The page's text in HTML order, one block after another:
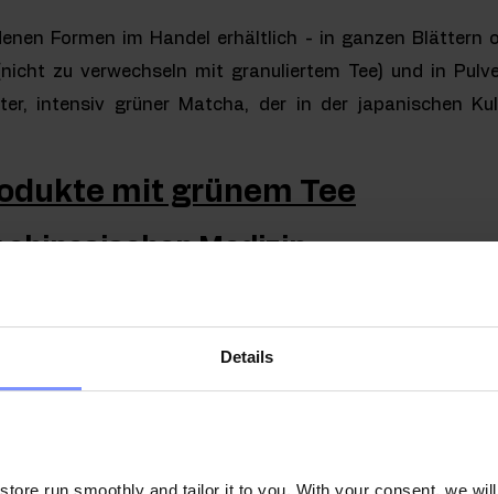
Details
run smoothly and tailor it to you. With your consent, we
Formen im Handel erhältlich - in ganzen Blättern
zu verwechseln mit granuliertem Tee) und in
intensiv grüner Matcha, der in der japanischen
mit grünem Tee
chinesischen Medizin
gesundheitsfördernde Eigenschaften
beugt dem Verlust kognitiver Fähigkeiten im Alter